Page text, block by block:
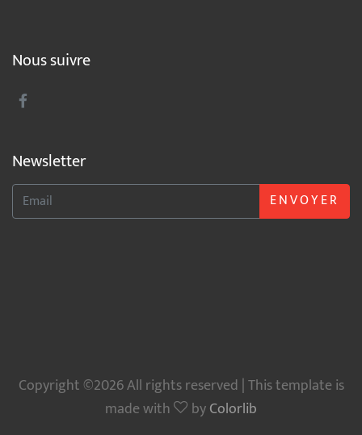
Nous suivre
Newsletter
ENVOYER
Copyright ©2026 All rights reserved | This template is
made with
byColorlib